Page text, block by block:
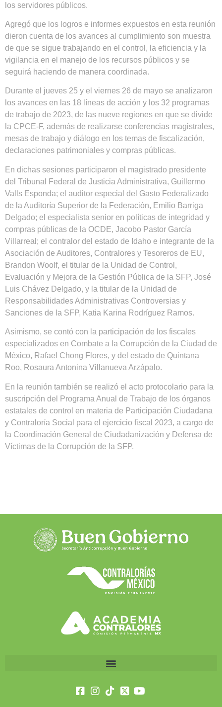
los servidores públicos.
Agregó que los logros e informes expuestos en esta reunión
dieron cuenta de los avances al cumplimiento son muestra
de que se sigue trabajando en el control, la eficiencia y la
vigilancia en el manejo de los recursos públicos y se
seguirá haciendo de manera coordinada.
Durante el jueves 25 y el viernes 26 de mayo se analizaron
los avances en las 18 líneas de acción y los 32 programas
de trabajo de 2023, de las nueve regiones en que se divide
la CPCE-F, además de realizarse conferencias magistrales,
mesas de trabajo y diálogo en los temas de fiscalización,
declaraciones patrimoniales y compras públicas.
En dichas sesiones participaron el magistrado presidente
del Tribunal Federal de Justicia Administrativa, Guillermo
Valls Esponda; el auditor especial del Gasto Federalizado
de la Auditoría Superior de la Federación, Emilio Barriga
Delgado; el especialista senior en políticas de integridad y
compras públicas de la OCDE, Jacobo Pastor García
Villarreal; el contralor del estado de Idaho e integrante de la
Asociación de Auditores, Contralores y Tesoreros de EU,
Brandon Woolf, el titular de la Unidad de Control,
Evaluación y Mejora de la Gestión Pública de la SFP, José
Luis Chávez Delgado, y la titular de la Unidad de
Responsabilidades Administrativas Controversias y
Sanciones de la SFP, Katia Karina Rodríguez Ramos.
Asimismo, se contó con la participación de los fiscales
especializados en Combate a la Corrupción de la Ciudad de
México, Rafael Chong Flores, y del estado de Quintana
Roo, Rosaura Antonina Villanueva Arzápalo.
En la reunión también se realizó el acto protocolario para la
suscripción del Programa Anual de Trabajo de los órganos
estatales de control en materia de Participación Ciudadana
y Contraloría Social para el ejercicio fiscal 2023, a cargo de
la Coordinación General de Ciudadanización y Defensa de
Víctimas de la Corrupción de la SFP.